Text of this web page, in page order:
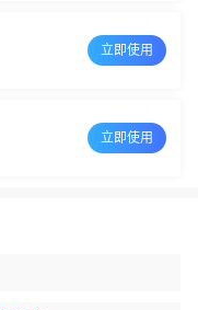
立即使用
立即使用